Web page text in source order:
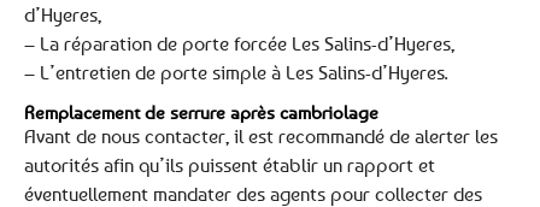
d’Hyeres,
– La réparation de porte forcée Les Salins-d’Hyeres,
– L’entretien de porte simple à Les Salins-d’Hyeres.
Remplacement de serrure après cambriolage
Avant de nous contacter, il est recommandé de alerter les
autorités afin qu’ils puissent établir un rapport et
éventuellement mandater des agents pour collecter des